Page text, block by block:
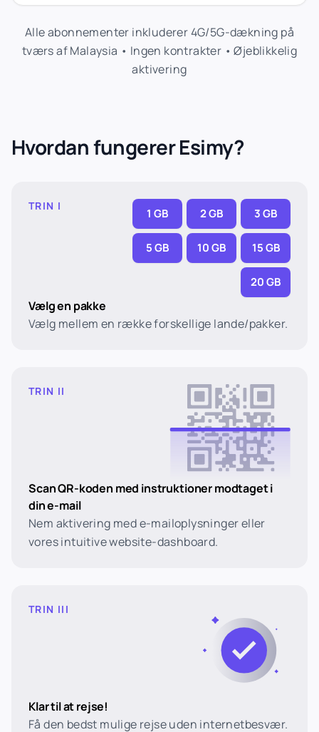
Alle abonnementer inkluderer 4G/5G-dækning på
tværs af Malaysia • Ingen kontrakter • Øjeblikkelig
aktivering
Hvordan fungerer Esimy?
TRIN I
1 GB 2 GB 3 GB
5 GB 10 GB 15 GB
20 GB
Vælg en pakke
Vælg mellem en række forskellige lande/pakker.
TRIN II
Scan QR-koden med instruktioner modtaget i
din e-mail
Nem aktivering med e-mailoplysninger eller
vores intuitive website-dashboard.
TRIN III
Klar til at rejse!
Få den bedst mulige rejse uden internetbesvær.